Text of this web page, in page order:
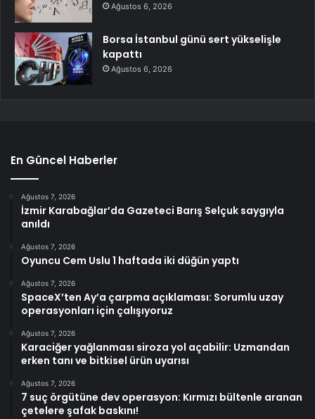
Ağustos 6, 2026
Borsa İstanbul günü sert yükselişle
kapattı
Ağustos 6, 2026
En Güncel Haberler
Ağustos 7, 2026
İzmir Karabağlar’da Gazeteci Barış Selçuk saygıyla
anıldı
Ağustos 7, 2026
Oyuncu Cem Uslu 1 haftada iki düğün yaptı
Ağustos 7, 2026
SpaceX’ten Ay’a çarpma açıklaması: Sorumlu uzay
operasyonları için çalışıyoruz
Ağustos 7, 2026
Karaciğer yağlanması siroza yol açabilir: Uzmandan
erken tanı ve bitkisel ürün uyarısı
Ağustos 7, 2026
7 suç örgütüne dev operasyon: Kırmızı bültenle aranan
çetelere şafak baskını!